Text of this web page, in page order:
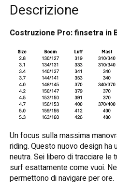
Descrizione
Costruzione Pro: finsetra in
Un focus sulla massima
riding. Questo nuovo design ha
neutra. Sei libero di tracciare
surf esattamente come vuoi.
permettono di navigare per ore.